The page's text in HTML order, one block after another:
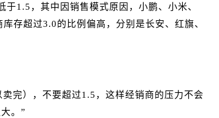
1.5，其中因销售模式原因，小鹏、小米、
存超过3.0的比例偏高，分别是长安、红旗、
完），不要超过1.5，这样经销商的压力不会
。”